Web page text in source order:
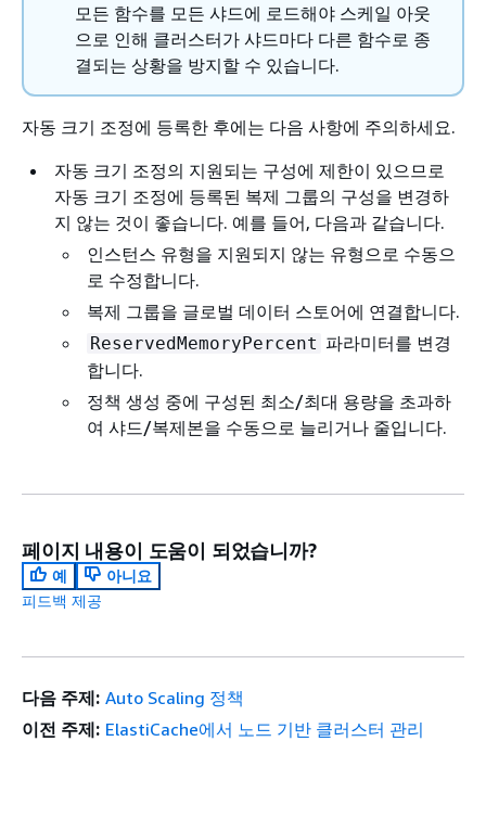
모든 함수를 모든 샤드에 로드해야 스케일 아웃
으로 인해 클러스터가 샤드마다 다른 함수로 종
결되는 상황을 방지할 수 있습니다.
자동 크기 조정에 등록한 후에는 다음 사항에 주의하세요.
자동 크기 조정의 지원되는 구성에 제한이 있으므로
자동 크기 조정에 등록된 복제 그룹의 구성을 변경하
지 않는 것이 좋습니다. 예를 들어, 다음과 같습니다.
인스턴스 유형을 지원되지 않는 유형으로 수동으
로 수정합니다.
복제 그룹을 글로벌 데이터 스토어에 연결합니다.
ReservedMemoryPercent 파라미터를 변경
합니다.
정책 생성 중에 구성된 최소/최대 용량을 초과하
여 샤드/복제본을 수동으로 늘리거나 줄입니다.
페이지 내용이 도움이 되었습니까?
예
아니요
피드백 제공
다음 주제: Auto Scaling 정책
이전 주제: ElastiCache에서 노드 기반 클러스터 관리